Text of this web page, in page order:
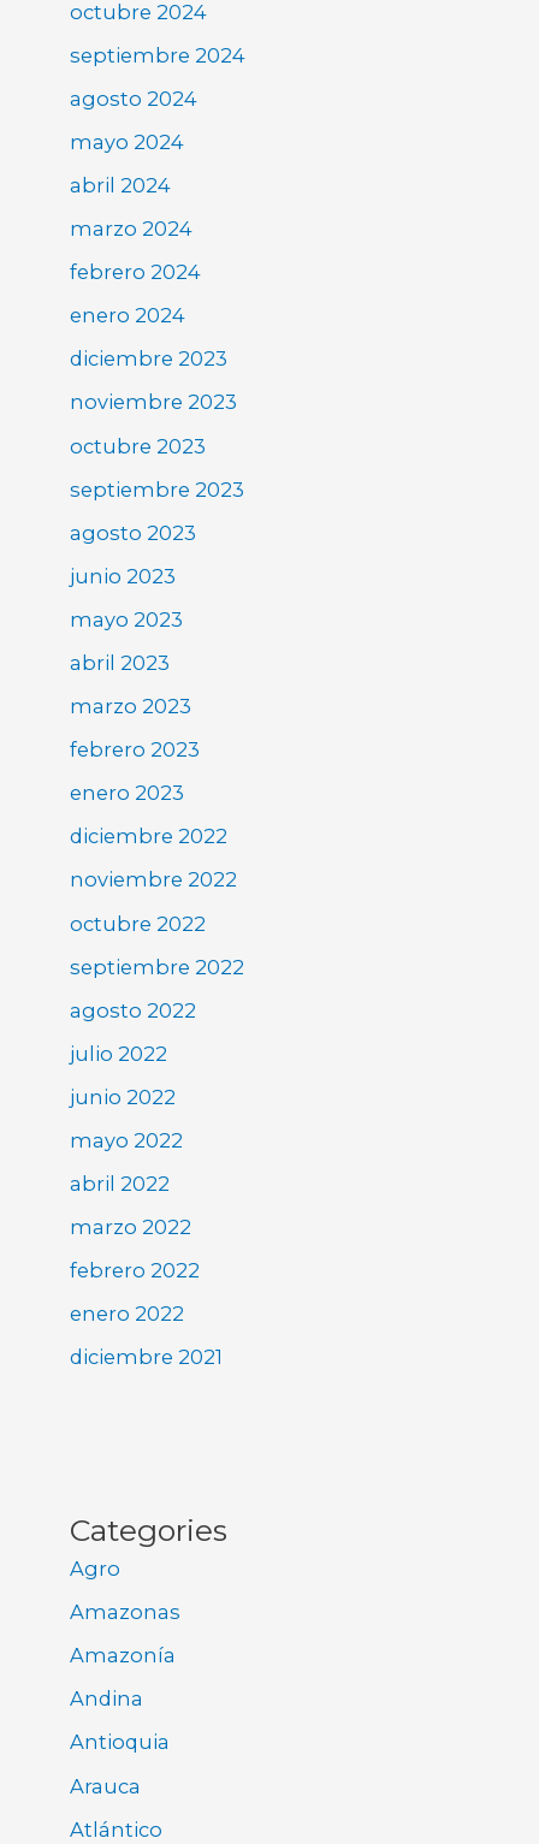
octubre 2024
septiembre 2024
agosto 2024
mayo 2024
abril 2024
marzo 2024
febrero 2024
enero 2024
diciembre 2023
noviembre 2023
octubre 2023
septiembre 2023
agosto 2023
junio 2023
mayo 2023
abril 2023
marzo 2023
febrero 2023
enero 2023
diciembre 2022
noviembre 2022
octubre 2022
septiembre 2022
agosto 2022
julio 2022
junio 2022
mayo 2022
abril 2022
marzo 2022
febrero 2022
enero 2022
diciembre 2021
Categories
Agro
Amazonas
Amazonía
Andina
Antioquia
Arauca
Atlántico